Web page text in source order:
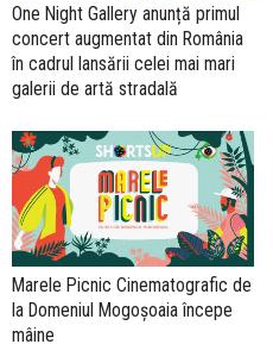
One Night Gallery anunță primul
concert augmentat din România
în cadrul lansării celei mai mari
galerii de artă stradală
Marele Picnic Cinematografic de
la Domeniul Mogoșoaia începe
mâine